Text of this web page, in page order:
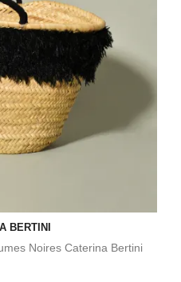
BERTINI
Noires Caterina Bertini